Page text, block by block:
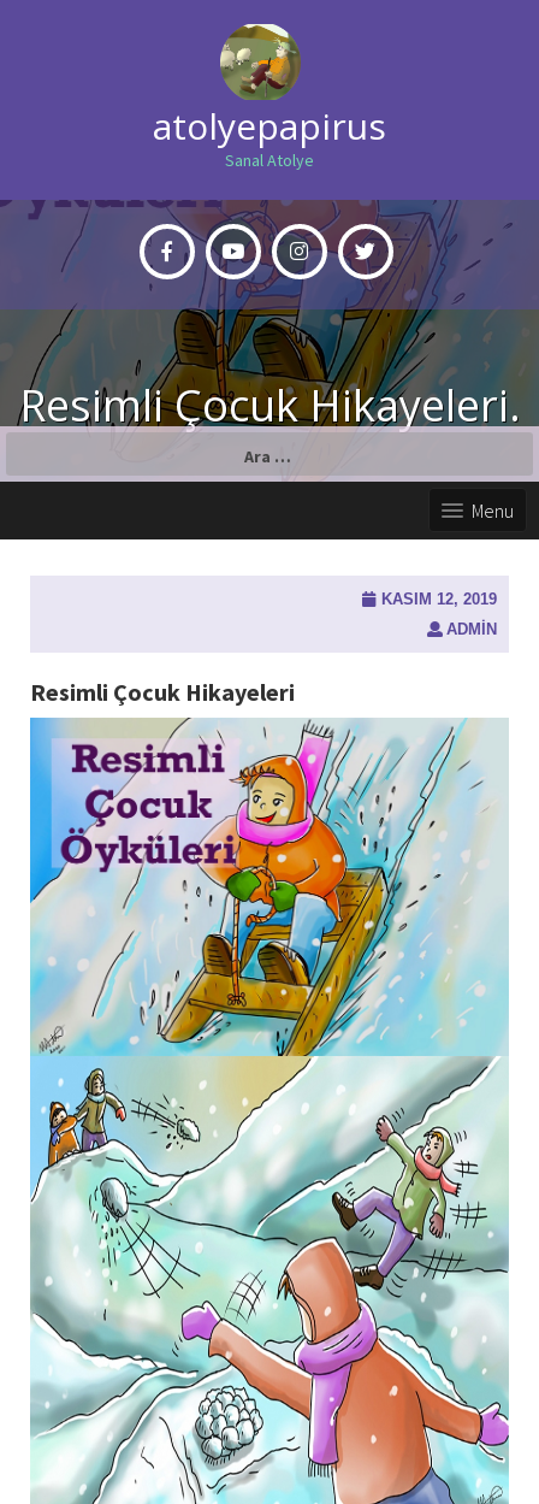
atolyepapirus
Sanal Atolye
Resimli Çocuk Hikayeleri.
Menu
KASIM 12, 2019
ADMIN
Resimli Çocuk Hikayeleri